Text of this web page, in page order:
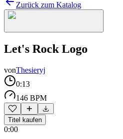
Zurück zum Katalog
Let's Rock Logo
vonThesieryj
0:13
146 BPM
Titel kaufen
0:00